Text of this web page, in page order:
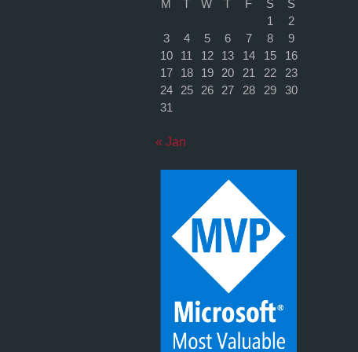
M
T W T F S
S
1
2
3
4 5 6 7 8
9
10
11 12 13 14 15
16
17
18 19 20 21 22
23
24
25 26 27 28 29
30
31
« Jan